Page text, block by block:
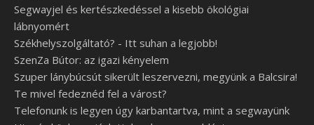
Segwayjel és kertészkedéssel a kisebb ökológiai
lábnyomért
Székhelyszolgáltató? - Itt suhan a legjobb!
SzenZa Bútor: az igazi kényelem
Szuper lánybúcsút sikerült leszervezni, megyünk a Balcsira!
Te mivel fedeznéd fel a várost?
Telefonunk is legyen úgy karbantartva, mint a segwayünk